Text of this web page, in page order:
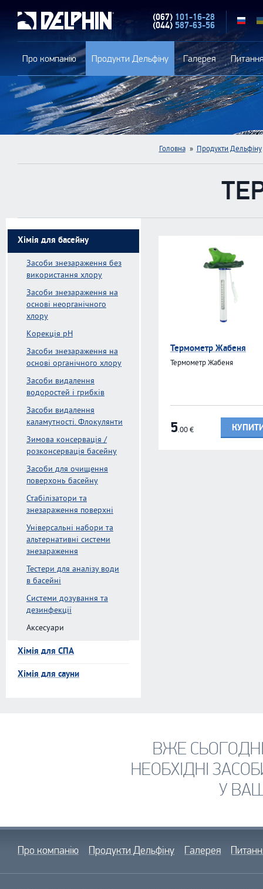
(067) 101-16-28
(044) 587-63-56 RU
Про компанію Продукти Дельфіну Галерея
Головна » Продукти Дельфіну
Хімія для басейну
Засоби знезараження без
використання хлору
Засоби знезараження на
основі неорганічного
хлору
Kорекція pH
Засоби знезараження на
основі органічного хлору
Засоби видалення
водоростей і грибків
Засоби видалення
каламутності. Флокулянти
Зимова консервація /
розконсервація басейну
Засоби для очищення
поверхонь басейну
Стабілізатори та
знезараження поверхні
Універсальні набори та
альтернативні системи
знезараження
Тестери для аналізу води
в басейні
Системи дозування та
дезинфекції
Аксесуари
Хімія для СПА
Хімія для сауни
Термометр Жабеня
Термометр Жабеня
5.00€
ВЖЕ
НЕОБХІДНІ
У
Про компанію Продукти Дельфіну Галерея